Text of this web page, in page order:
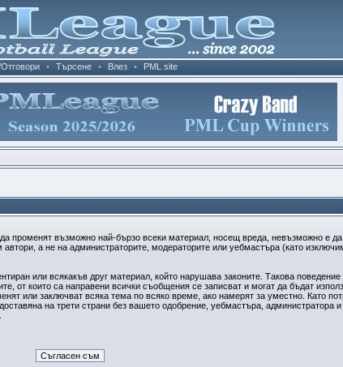
• Търсене • Влез • PML site
променят възможно най-бързо всеки материал, носещ вреда, невъзможно е
а не на администраторите, модераторите или уебмастъра (като
или всякакъв друг материал, който нарушава законите. Такова
от които са направени всички съобщения се записват и могат да бъдат
или заключват всяка тема по всяко време, ако намерят за уместно. Като
на трети страни без вашето одобрение, уебмастъра, администратора